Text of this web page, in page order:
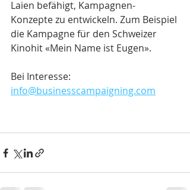
Laien befähigt, Kampagnen-
Konzepte zu entwickeln. Zum Beispiel
die Kampagne für den Schweizer
Kinohit «Mein Name ist Eugen».
Bei Interesse:
info@businesscampaigning.com